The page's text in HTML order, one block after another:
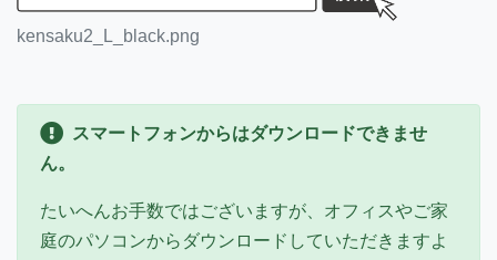
kensaku2_L_black.png
スマートフォンからはダウンロードできませ
ん。
たいへんお手数ではございますが、オフィスやご家
庭のパソコンからダウンロードしていただきますよ